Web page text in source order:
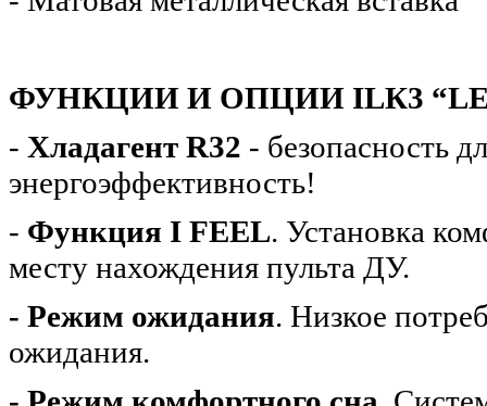
ФУНКЦИИ И ОПЦИИ ILК3
- Хладагент R32 - безопасность
энергоэффективность!
- Функция I FEEL. Установка
месту нахождения пульта ДУ.
- Режим ожидания. Низкое
ожидания.